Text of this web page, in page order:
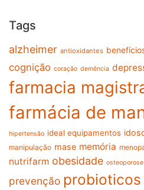
Tags
alzheimer antioxidantes
cognição coração demência
farmacia
farmácia de
hipertensão ideal equipamentos
manipulação mase memória
nutrifarm obesidade osteoporose
prevenção probioticos